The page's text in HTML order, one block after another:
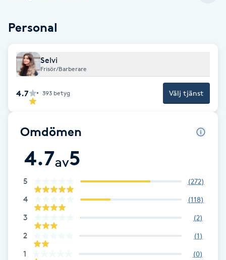
Fransrengöring
Frekvensterapi
Friskvård
Friskvårdsmassage
Frisör
Funktionsanalys
Färgning
Personal
Selvi
Frisör/Barberare
4.7 393 betyg Välj tjänst
Omdömen
4.7av5
5 (272)
4 (118)
3 (2)
2 (1)
1 (0)